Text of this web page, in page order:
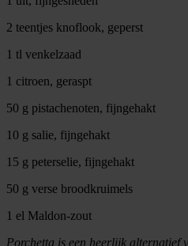
2 teentjes knoflook, geperst
1 tl venkelzaad
1 citroen, geraspt
50 g pistachenoten, fijngehakt
10 g salie, fijngehakt
15 g peterselie, fijngehakt
50 g verse broodkruimels
1 el Maldon-zout
Porchetta is een heerlijk alternatief